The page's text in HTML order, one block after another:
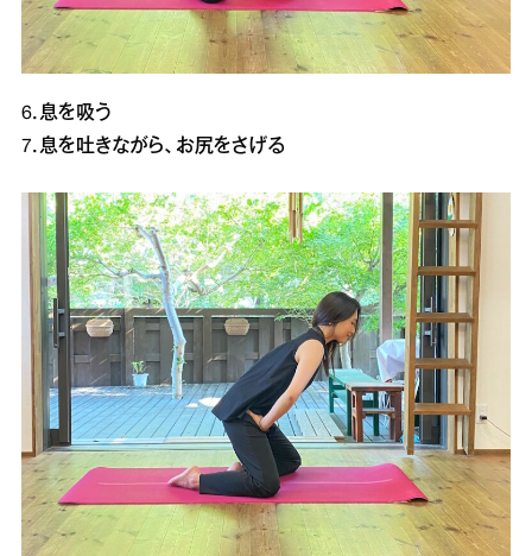
6．息を吸う
7．息を吐きながら、お尻をさげる